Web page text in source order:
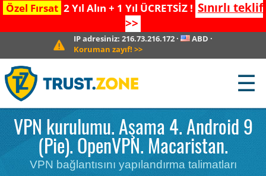
Özel Fırsat 2 Yıl Alın + 1 Yıl ÜCRETSİZ ! Sınırlı teklif
>>
IP adresiniz:216.73.216.172 · ABD ·
Koruman zayıf! >>
☰
VPN kurulumu. Aşama 4. Android 9
(Pie). OpenVPN. Macaristan.
VPN bağlantısını yapılandırma talimatları